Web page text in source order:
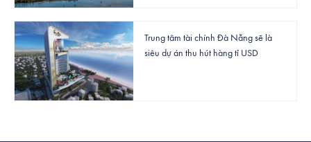
Trung tâm tài chính Đà Nẵng sẽ là
siêu dự án thu hút hàng tỉ USD